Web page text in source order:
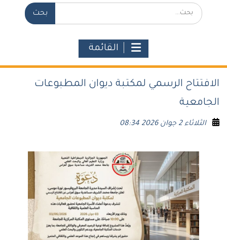
بحث:
القائمة
الافتتاح الرسمي لمكتبة ديوان المطبوعات
الجامعية
الثلاثاء 2 جوان 2026 08:34